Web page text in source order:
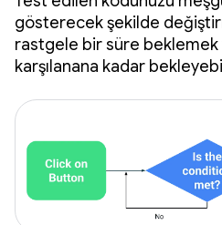
gösterecek şekilde
rastgele bir süre
karşılanana kadar